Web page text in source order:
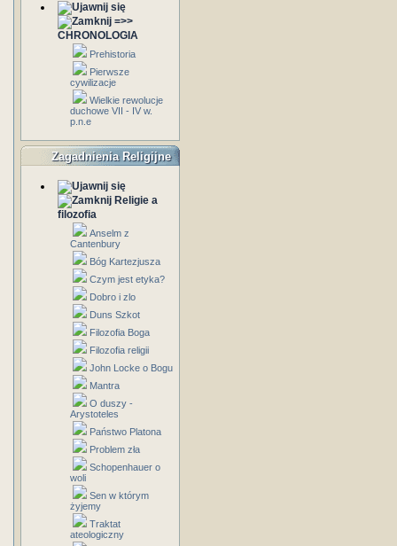
=>>
CHRONOLOGIA
Prehistoria
Pierwsze
cywilizacje
Wielkie rewolucje
duchowe VII - IV w.
p.n.e
Zagadnienia Religijne
Religie a
filozofia
Anselm z
Cantenbury
Bóg Kartezjusza
Czym jest etyka?
Dobro i zlo
Duns Szkot
Filozofia Boga
Filozofia religii
John Locke o Bogu
Mantra
O duszy -
Arystoteles
Państwo Platona
Problem zła
Schopenhauer o
woli
Sen w którym
żyjemy
Traktat
ateologiczny